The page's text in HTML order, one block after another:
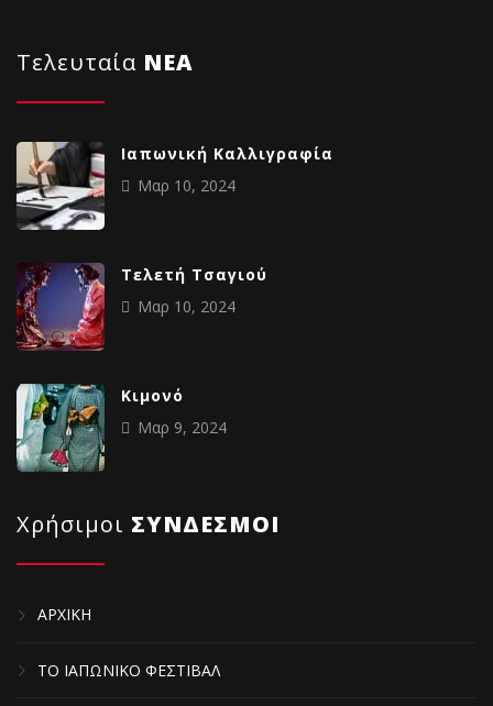
Τελευταία NΕΑ
Ιαπωνική Καλλιγραφία
Μαρ 10, 2024
Tελετή Τσαγιού
Μαρ 10, 2024
Κιμονό
Μαρ 9, 2024
Χρήσιμοι ΣΥΝΔΕΣΜΟΙ
ΑΡΧΙΚΗ
ΤΟ ΙΑΠΩΝΙΚΟ ΦΕΣΤΙΒΑΛ